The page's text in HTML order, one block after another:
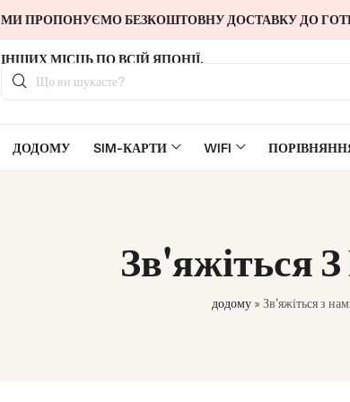
МИ ПРОПОНУЄМО БЕЗКОШТОВНУ ДОСТАВКУ ДО
ІНШИХ МІСЦЬ ПО ВСІЙ ЯПОНІЇ.
ДОДОМУ SIM-КАРТИ WIFI
Зв'яжіться
додому» Зв'яжіться з